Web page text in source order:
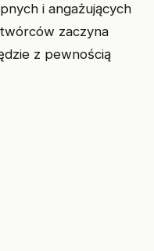
i angażujących
zaczyna
z pewnością